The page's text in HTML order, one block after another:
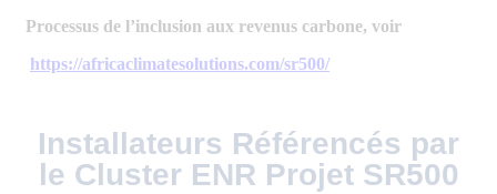
Processus de l’inclusion aux revenus carbone, voir
https://africaclimatesolutions.com/sr500/
Installateurs Référencés par
le Cluster ENR Projet SR500